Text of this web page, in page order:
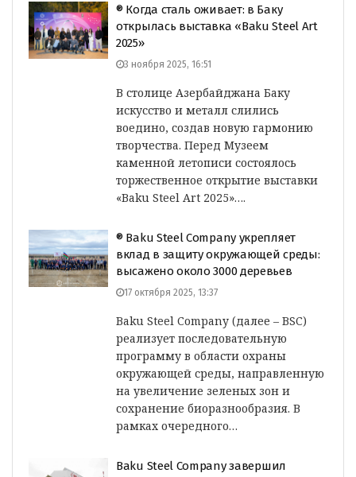
® Когда сталь оживает: в Баку
открылась выставка «Baku Steel Art
2025»
3 ноября 2025, 16:51
В столице Азербайджана Баку
искусство и металл слились
воедино, создав новую гармонию
творчества. Перед Музеем
каменной летописи состоялось
торжественное открытие выставки
«Baku Steel Art 2025»….
® Baku Steel Company укрепляет
вклад в защиту окружающей среды:
высажено около 3000 деревьев
17 октября 2025, 13:37
Baku Steel Company (далее – BSC)
реализует последовательную
программу в области охраны
окружающей среды, направленную
на увеличение зеленых зон и
сохранение биоразнообразия. В
рамках очередного…
Baku Steel Companyзавершил